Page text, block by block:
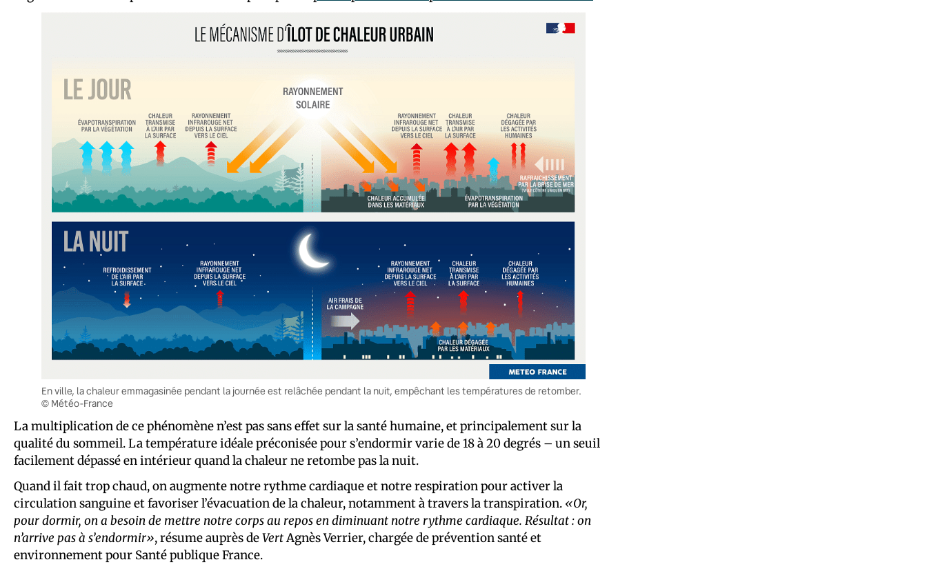
En ville, la chaleur emmagasinée pendant la journée est relâchée pendant la nuit, empêchant les températures de retomber.
© Météo-France
La multiplication de ce phénomène n’est pas sans effet sur la santé humaine, et principalement sur la
qualité du sommeil. La température idéale préconisée pour s’endormir varie de 18 à 20 degrés – un seuil
facilement dépassé en intérieur quand la chaleur ne retombe pas la nuit.
Quand il fait trop chaud, on augmente notre rythme cardiaque et notre respiration pour activer la
circulation sanguine et favoriser l’évacuation de la chaleur, notamment à travers la transpiration. «Or,
pour dormir, on a besoin de mettre notre corps au repos en diminuant notre rythme cardiaque. Résultat : on
n’arrive pas à s’endormir», résume auprès deVertAgnès Verrier, chargée de prévention santé et
environnement pour Santé publique France.